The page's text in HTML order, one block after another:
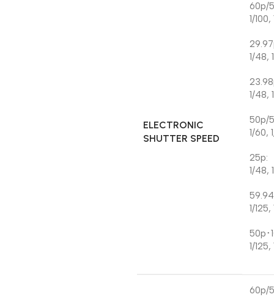
ELECTRONIC
SHUTTER SPEED
60p/
1/
1/48,
1/48,
50p/
1/60,
25p:
1/48,
1/
50p･
1/
60p/